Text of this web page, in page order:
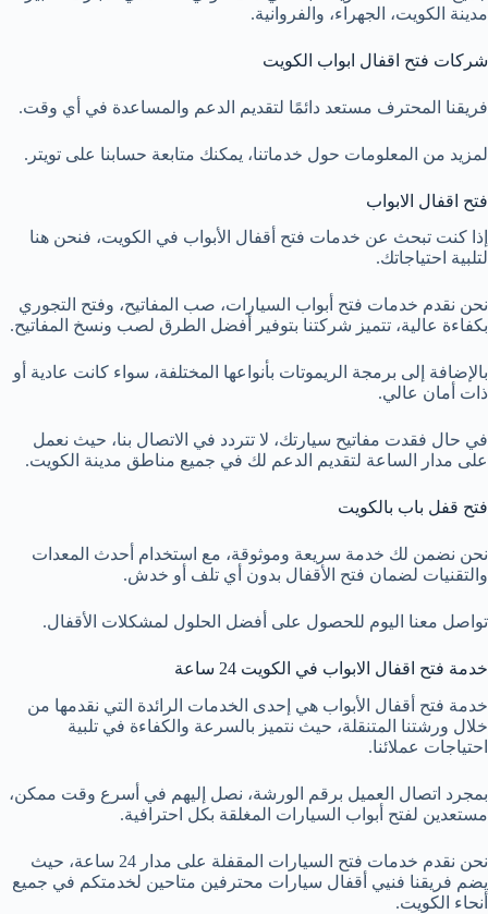
مدينة الكويت، الجهراء، والفروانية.
شركات فتح اقفال ابواب الكويت
فريقنا المحترف مستعد دائمًا لتقديم الدعم والمساعدة في أي وقت.
لمزيد من المعلومات حول خدماتنا، يمكنك متابعة حسابنا على تويتر.
فتح اقفال الابواب
إذا كنت تبحث عن خدمات فتح أقفال الأبواب في الكويت، فنحن هنا
لتلبية احتياجاتك.
نحن نقدم خدمات فتح أبواب السيارات، صب المفاتيح، وفتح التجوري
بكفاءة عالية، تتميز شركتنا بتوفير أفضل الطرق لصب ونسخ المفاتيح.
بالإضافة إلى برمجة الريموتات بأنواعها المختلفة، سواء كانت عادية أو
ذات أمان عالي.
في حال فقدت مفاتيح سيارتك، لا تتردد في الاتصال بنا، حيث نعمل
على مدار الساعة لتقديم الدعم لك في جميع مناطق مدينة الكويت.
فتح قفل باب بالكويت
نحن نضمن لك خدمة سريعة وموثوقة، مع استخدام أحدث المعدات
والتقنيات لضمان فتح الأقفال بدون أي تلف أو خدش.
تواصل معنا اليوم للحصول على أفضل الحلول لمشكلات الأقفال.
خدمة فتح اقفال الابواب في الكويت 24 ساعة
خدمة فتح أقفال الأبواب هي إحدى الخدمات الرائدة التي نقدمها من
خلال ورشتنا المتنقلة، حيث نتميز بالسرعة والكفاءة في تلبية
احتياجات عملائنا.
بمجرد اتصال العميل برقم الورشة، نصل إليهم في أسرع وقت ممكن،
مستعدين لفتح أبواب السيارات المغلقة بكل احترافية.
نحن نقدم خدمات فتح السيارات المقفلة على مدار 24 ساعة، حيث
يضم فريقنا فنيي أقفال سيارات محترفين متاحين لخدمتكم في جميع
أنحاء الكويت.